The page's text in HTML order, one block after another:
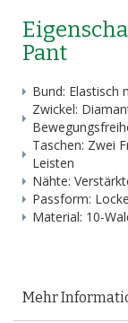
Pant
Bund: Elastisch
Zwickel:
Taschen: Zwei
Leisten
Nähte:
Passform:
Material: 10-
Mehr